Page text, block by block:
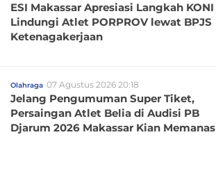
ESI Makassar Apresiasi Langkah KONI
Lindungi Atlet PORPROV lewat BPJS
Ketenagakerjaan
Olahraga 07 Agustus 2026 20:18
Jelang Pengumuman Super Tiket,
Persaingan Atlet Belia di Audisi PB
Djarum 2026 Makassar Kian Memanas